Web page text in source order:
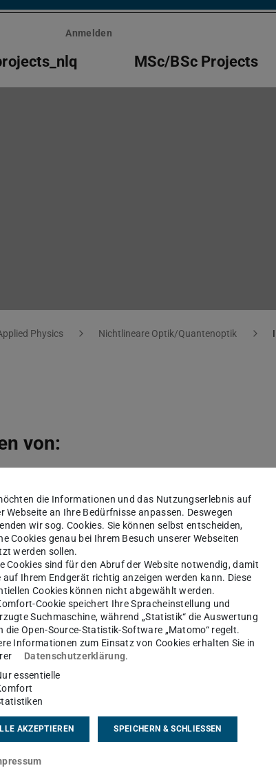
Anmelden
MSc/BSc Projects
Physics Nichtlineare Optik/Quantenoptik
von:
Darmstadt, Prof. Dr. Tanja Brühl
Körperschaft des öffentlichen
(Hessisches Hochschulgesetz vom 14.
des TU Darmstadt-Gesetzes (Gesetz
Universität Darmstadt vom 05.
Dezember 2009, GVBl. I S. 699) ist sie
die Informationen und das Nutzungserlebnis auf
Webseite an Ihre Bedürfnisse anpassen. Deswegen
wir sog. Cookies. Sie können selbst entscheiden,
Cookies genau bei Ihrem Besuch unserer Webseiten
werden sollen.
Cookies sind für den Abruf der Website notwendig, damit
auf Ihrem Endgerät richtig anzeigen werden kann. Diese
Cookies können nicht abgewählt werden.
Cookie speichert Ihre Spracheinstellung und
Suchmaschine, während „Statistik“ die Auswertung
die Open-Source-Statistik-Software „Matomo“ regelt.
Informationen zum Einsatz von Cookies erhalten Sie in
Datenschutzerklärung.
essentielle
AKZEPTIEREN SPEICHERN & SCHLIESSEN